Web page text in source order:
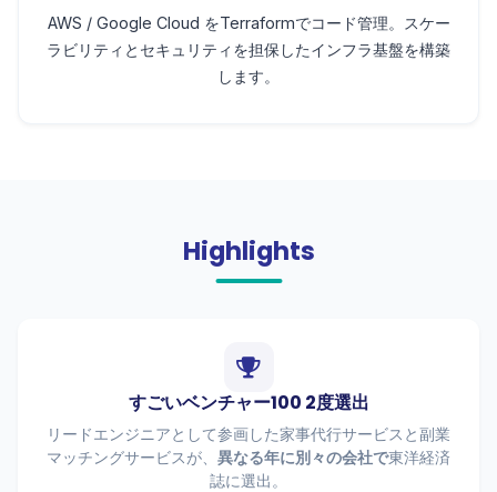
AWS / Google Cloud をTerraformでコード管理。スケー
ラビリティとセキュリティを担保したインフラ基盤を構築
します。
Highlights
すごいベンチャー100 2度選出
リードエンジニアとして参画した家事代行サービスと副業
マッチングサービスが、 異なる年に別々の会社で東洋経済
誌に選出。